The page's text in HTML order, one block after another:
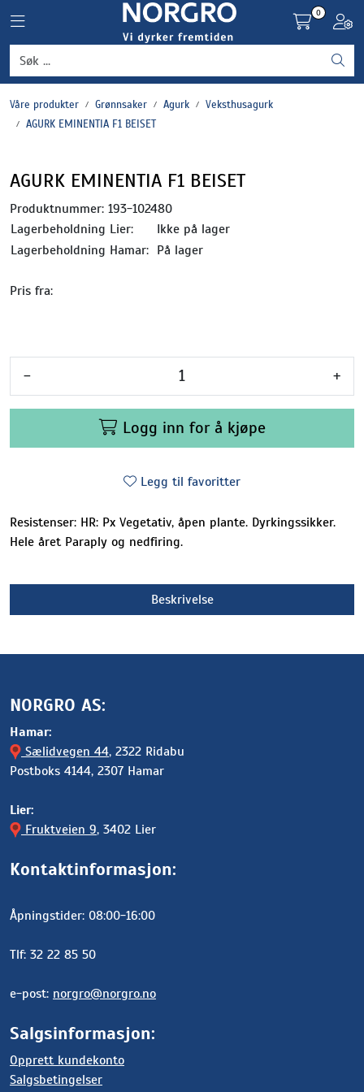
Toggle navigation
0
Våre produkter Grønnsaker Agurk
Veksthusagurk
AGURK EMINENTIA F1 BEISET
AGURK EMINENTIA F1 BEISET
Produktnummer: 193-102480
Lagerbeholdning Lier:
Ikke på lager
Lagerbeholdning Hamar: På lager
Pris fra:
- +
Logg inn for å kjøpe
Legg til favoritter
Resistenser: HR: Px Vegetativ, åpen plante. Dyrkingssikker.
Hele året Paraply og nedfiring.
Beskrivelse
NORGRO AS:
Hamar:
Sælidvegen 44, 2322 Ridabu
Postboks 4144, 2307 Hamar
Lier:
Fruktveien 9, 3402 Lier
Kontaktinformasjon:
Åpningstider: 08:00-16:00
Tlf: 32 22 85 50
e-post: norgro@norgro.no
Salgsinformasjon:
Opprett kundekonto
Salgsbetingelser
Grønnsaker
Settepotet og setteløk
Plantevern og nyttedyr
Blomster, potter og brett
Driftsmidler